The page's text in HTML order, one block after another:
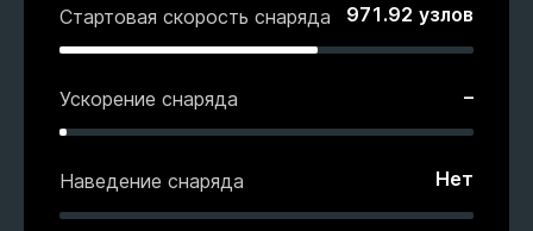
Стартовая скорость снаряда 971.92 узлов
Ускорение снаряда –
Наведение снаряда Нет